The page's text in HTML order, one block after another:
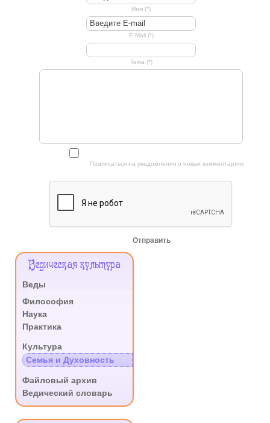
Имя (*)
E-Mail (*)
Тема (*)
Подписаться на уведомления о новых комментариях
Отправить
Меню
Ведическая культура
Веды
Философия
Наука
Практика
Культура
Семья и Духовность
Файловый архив
Ведический словарь